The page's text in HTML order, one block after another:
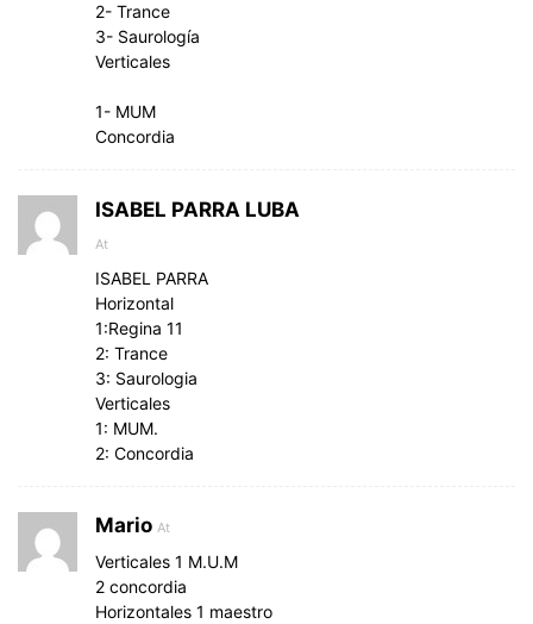
2- Trance
3- Saurología
Verticales
1- MUM
Concordia
ISABEL PARRA LUBA
At
ISABEL PARRA
Horizontal
1:Regina 11
2: Trance
3: Saurologia
Verticales
1: MUM.
2: Concordia
Mario At
Verticales 1 M.U.M
2 concordia
Horizontales 1 maestro